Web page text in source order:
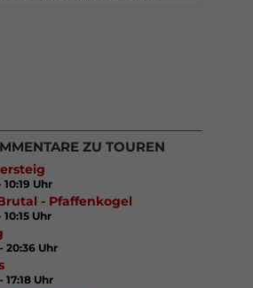
ZU TOUREN
Uhr
- Pfaffenkogel
Uhr
20:36 Uhr
17:18 Uhr